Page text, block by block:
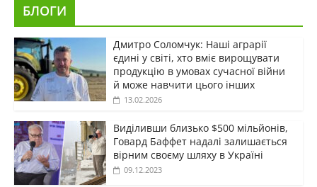
БЛОГИ
Дмитро Соломчук: Наші аграрії
єдині у світі, хто вміє вирощувати
продукцію в умовах сучасної війни
й може навчити цього інших
13.02.2026
Виділивши близько $500 мільйонів,
Говард Баффет надалі залишається
вірним своєму шляху в Україні
09.12.2023